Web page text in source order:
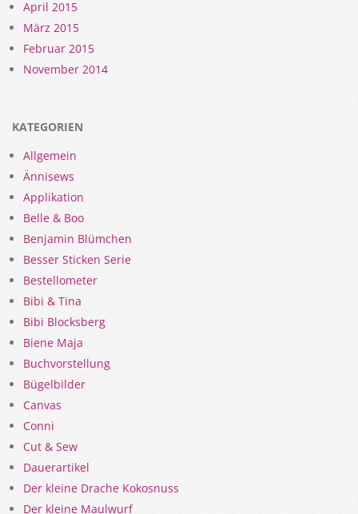
April 2015
März 2015
Februar 2015
November 2014
KATEGORIEN
Allgemein
Ännisews
Applikation
Belle & Boo
Benjamin Blümchen
Besser Sticken Serie
Bestellometer
Bibi & Tina
Bibi Blocksberg
Biene Maja
Buchvorstellung
Bügelbilder
Canvas
Conni
Cut & Sew
Dauerartikel
Der kleine Drache Kokosnuss
Der kleine Maulwurf